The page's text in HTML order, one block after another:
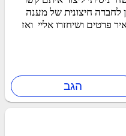
לחברה חיצונית של מענה
פרטים ושיחזרו אליי ואז